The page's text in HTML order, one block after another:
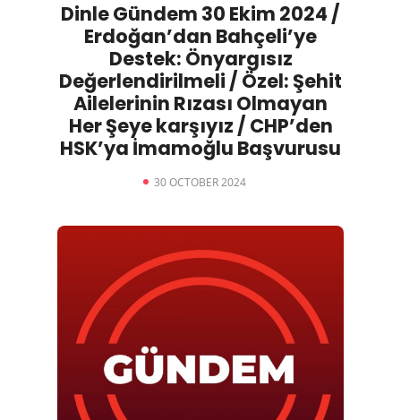
Dinle Gündem 30 Ekim 2024 /
Erdoğan’dan Bahçeli’ye
Destek: Önyargısız
Değerlendirilmeli / Özel: Şehit
Ailelerinin Rızası Olmayan
Her Şeye karşıyız / CHP’den
HSK’ya İmamoğlu Başvurusu
30 OCTOBER 2024